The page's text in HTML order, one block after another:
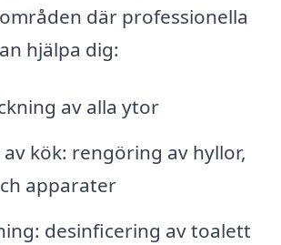
där professionella
hjälpa dig:
av alla ytor
kök: rengöring av hyllor,
apparater
desinficering av toalett